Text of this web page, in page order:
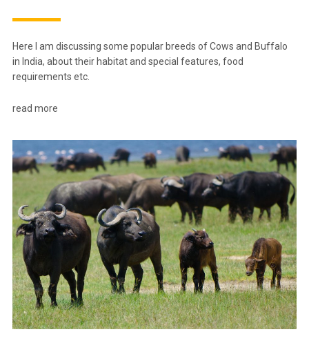
Here I am discussing some popular breeds of Cows and Buffalo
in India, about their habitat and special features, food
requirements etc.
read more